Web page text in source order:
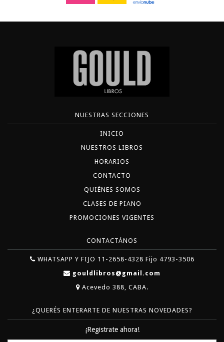
NUESTRAS SECCIONES
INICIO
NUESTROS LIBROS
HORARIOS
CONTACTO
QUIÉNES SOMOS
CLASES DE PIANO
PROMOCIONES VIGENTES
CONTACTÁNOS
WHATSAPP Y FIJO 11-2658-4328 Fijo 4793-3506
gouldlibros@gmail.com
Acevedo 388, CABA.
¿QUERÉS ENTERARTE DE NUESTRAS NOVEDADES?
¡Registrate ahora!